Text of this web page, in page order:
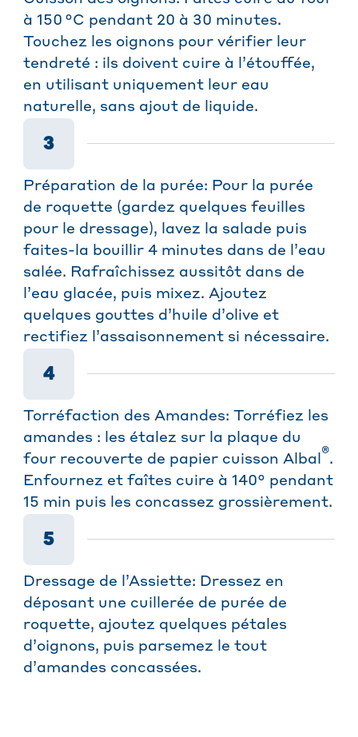
à 150 °C pendant 20 à 30 minutes.
Touchez les oignons pour vérifier leur
tendreté : ils doivent cuire à l’étouffée,
en utilisant uniquement leur eau
naturelle, sans ajout de liquide.
3
Préparation de la purée: Pour la purée
de roquette (gardez quelques feuilles
pour le dressage), lavez la salade puis
faites-la bouillir 4 minutes dans de l’eau
salée. Rafraîchissez aussitôt dans de
l’eau glacée, puis mixez. Ajoutez
quelques gouttes d’huile d’olive et
rectifiez l’assaisonnement si nécessaire.
4
Torréfaction des Amandes: Torréfiez les
amandes : les étalez sur la plaque du
four recouverte de papier cuisson Albal ®.
Enfournez et faîtes cuire à 140° pendant
15 min puis les concassez grossièrement.
5
Dressage de l’Assiette: Dressez en
déposant une cuillerée de purée de
roquette, ajoutez quelques pétales
d’oignons, puis parsemez le tout
d’amandes concassées.